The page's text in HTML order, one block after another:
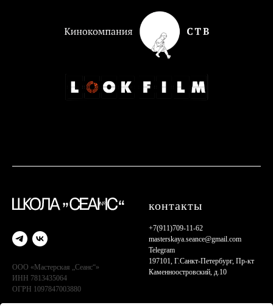
ООО «Мастерская „Сеанс“»
ИНН 7813435064
ОГРН 1097847003880
контакты
+7(911)709-11-62
masterskaya.seance@gmail.com
Telegram
197101, Г.Санкт-Петербург, Пр-кт
Каменноостровский, д.10